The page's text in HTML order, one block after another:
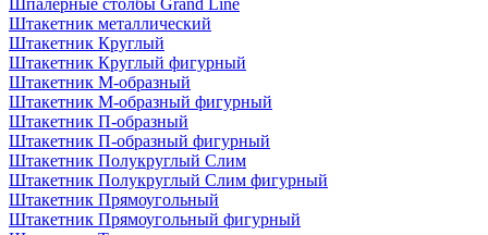
Шпалерные столбы Grand Line
Штакетник металлический
Штакетник Круглый
Штакетник Круглый фигурный
Штакетник М-образный
Штакетник М-образный фигурный
Штакетник П-образный
Штакетник П-образный фигурный
Штакетник Полукруглый Слим
Штакетник Полукруглый Слим фигурный
Штакетник Прямоугольный
Штакетник Прямоугольный фигурный